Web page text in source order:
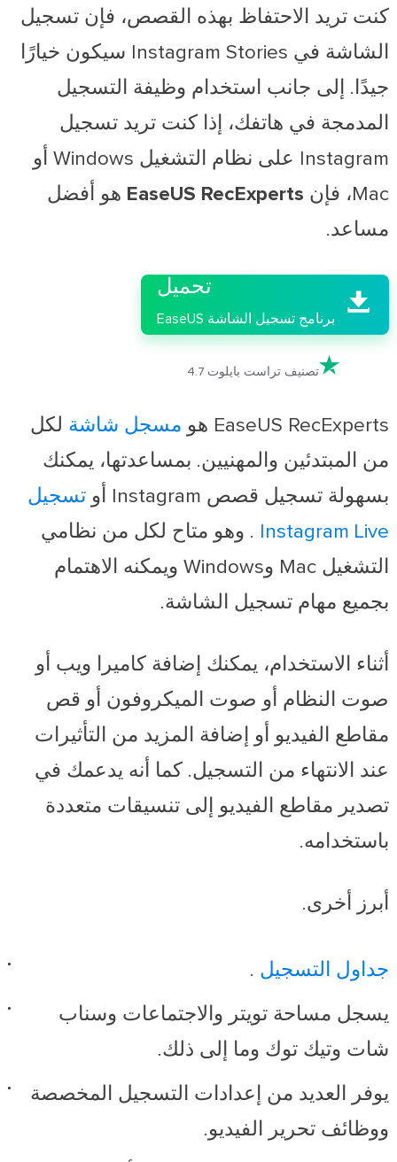
كنت تريد الاحتفاظ بهذه القصص، فإن تسجيل
الشاشة في Instagram Stories سيكون خيارًا
جيدًا. إلى جانب استخدام وظيفة التسجيل
المدمجة في هاتفك، إذا كنت تريد تسجيل
Instagram على نظام التشغيل Windows أو
Mac،
فإن EaseUS RecExperts
هو أفضل
مساعد.


تحميل
برنامج تسجيل الشاشة EaseUS
تصنيف تراست بايلوت 4.7
EaseUS RecExperts هو مسجل شاشة لكل
من المبتدئين والمهنيين. بمساعدتها، يمكنك
بسهولة تسجيل قصص Instagram أو
تسجيل
Instagram Live
. وهو متاح لكل من نظامي
التشغيل Mac وWindows ويمكنه الاهتمام
بجميع مهام تسجيل الشاشة.
أثناء الاستخدام، يمكنك إضافة كاميرا ويب أو
صوت النظام أو صوت الميكروفون أو قص
مقاطع الفيديو أو إضافة المزيد من التأثيرات
عند الانتهاء من التسجيل. كما أنه يدعمك في
تصدير مقاطع الفيديو إلى تنسيقات متعددة
باستخدامه.
أبرز أخرى.
جداول التسجيل .
يسجل مساحة تويتر والاجتماعات وسناب
شات وتيك توك وما إلى ذلك.
يوفر العديد من إعدادات التسجيل المخصصة
ووظائف تحرير الفيديو.